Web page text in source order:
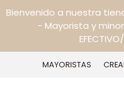
Bienvenido a nuestra
- Mayorista y
MAYORISTAS